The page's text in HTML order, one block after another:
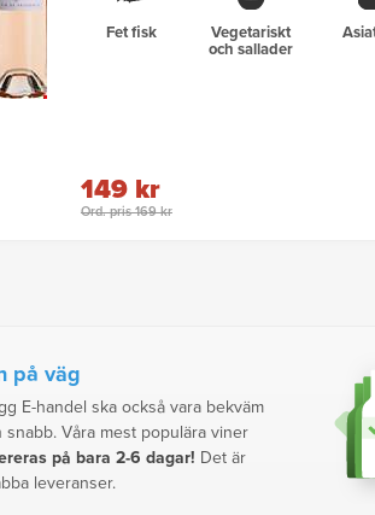
Fet fisk
Vegetariskt
och sallader
Ord. pris 169 kr
149 kr
på väg
E-handel ska också vara bekväm
snabb. Våra mest populära viner
på bara 2-6 dagar! Det är
leveranser.